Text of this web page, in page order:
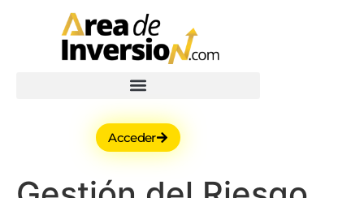
Acceder